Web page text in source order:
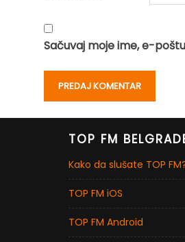
Sačuvaj moje ime, e-
TOP FM
Kako da slušate TOP
TOP FM iOS
TOP FM Android